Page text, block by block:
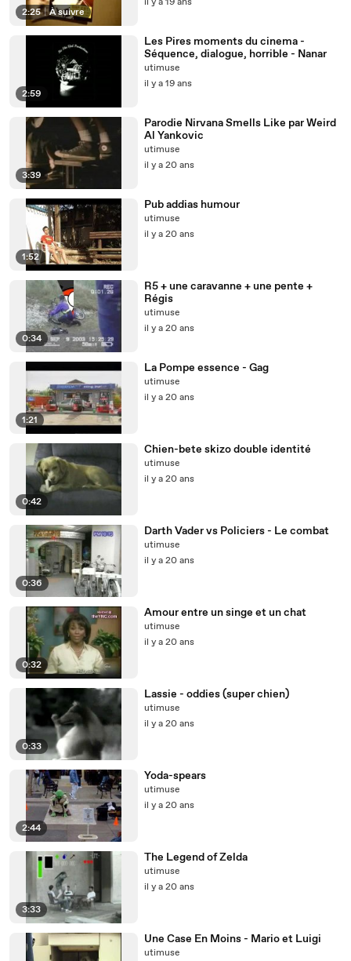
2:25 | À suivre
2:59
Les Pires moments du cinema -
Séquence, dialogue, horrible - Nanar
utimuse
il y a 19 ans
3:39
Parodie Nirvana Smells Like par Weird
Al Yankovic
utimuse
il y a 20 ans
1:52
Pub addias humour
utimuse
il y a 20 ans
0:34
R5 + une caravanne + une pente +
Régis
utimuse
il y a 20 ans
1:21
La Pompe essence - Gag
utimuse
il y a 20 ans
0:42
Chien-bete skizo double identité
utimuse
il y a 20 ans
0:36
Darth Vader vs Policiers - Le combat
utimuse
il y a 20 ans
0:32
Amour entre un singe et un chat
utimuse
il y a 20 ans
0:33
Lassie - oddies (super chien)
utimuse
il y a 20 ans
2:44
Yoda-spears
utimuse
il y a 20 ans
3:33
The Legend of Zelda
utimuse
il y a 20 ans
Une Case En Moins - Mario et Luigi
utimuse